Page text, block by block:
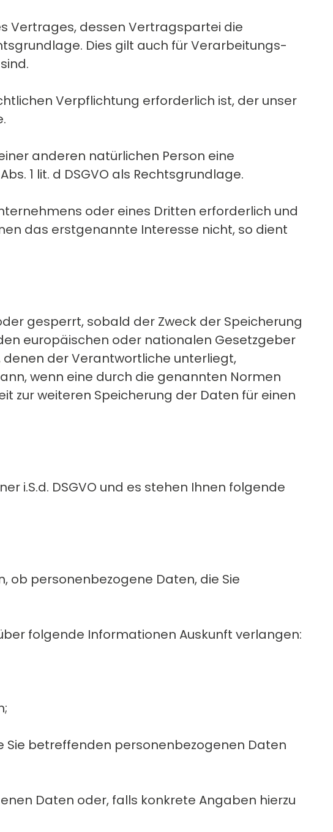
Vertrages, dessen Vertragspartei die
Dies gilt auch für Verarbeitungs­
Verpflichtung erforderlich ist, der unser
anderen natürlichen Person eine
1 lit. d DSGVO als Rechtsgrundlage.
oder eines Dritten erforderlich und
das erstgenannte Interesse nicht, so dient
gesperrt, sobald der Zweck der Speicherung
europäischen oder nationalen Gesetzgeber
der Verantwortliche unterliegt,
wenn eine durch die genannten Normen
zur weiteren Speicherung der Daten für einen
i.S.d. DSGVO und es stehen Ihnen folgende
ob personenbezogene Daten, die Sie
folgende Informationen Auskunft verlangen:
Sie betreffenden personenbezogenen Daten
Daten oder, falls konkrete Angaben hierzu